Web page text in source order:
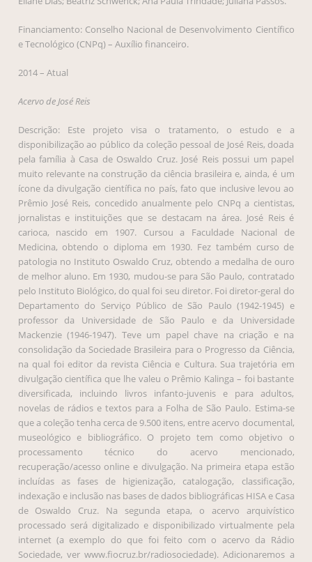
Financiamento: Conselho Nacional de Desenvolvimento Científico
e Tecnológico (CNPq) – Auxílio financeiro.
2014 – Atual
Acervo de José Reis
Descrição: Este projeto visa o tratamento, o estudo e a
disponibilização ao público da coleção pessoal de José Reis, doada
pela família à Casa de Oswaldo Cruz. José Reis possui um papel
muito relevante na construção da ciência brasileira e, ainda, é um
ícone da divulgação científica no país, fato que inclusive levou ao
Prêmio José Reis, concedido anualmente pelo CNPq a cientistas,
jornalistas e instituições que se destacam na área. José Reis é
carioca, nascido em 1907. Cursou a Faculdade Nacional de
Medicina, obtendo o diploma em 1930. Fez também curso de
patologia no Instituto Oswaldo Cruz, obtendo a medalha de ouro
de melhor aluno. Em 1930, mudou-se para São Paulo, contratado
pelo Instituto Biológico, do qual foi seu diretor. Foi diretor-geral do
Departamento do Serviço Público de São Paulo (1942-1945) e
professor da Universidade de São Paulo e da Universidade
Mackenzie (1946-1947). Teve um papel chave na criação e na
consolidação da Sociedade Brasileira para o Progresso da Ciência,
na qual foi editor da revista Ciência e Cultura. Sua trajetória em
divulgação científica que lhe valeu o Prêmio Kalinga – foi bastante
diversificada, incluindo livros infanto-juvenis e para adultos,
novelas de rádios e textos para a Folha de São Paulo. Estima-se
que a coleção tenha cerca de 9.500 itens, entre acervo documental,
museológico e bibliográfico. O projeto tem como objetivo o
processamento técnico do acervo mencionado,
recuperação/acesso online e divulgação. Na primeira etapa estão
incluídas as fases de higienização, catalogação, classificação,
indexação e inclusão nas bases de dados bibliográficas HISA e Casa
de Oswaldo Cruz. Na segunda etapa, o acervo arquivístico
processado será digitalizado e disponibilizado virtualmente pela
internet (a exemplo do que foi feito com o acervo da Rádio
Sociedade, ver www.fiocruz.br/radiosociedade). Adicionaremos a